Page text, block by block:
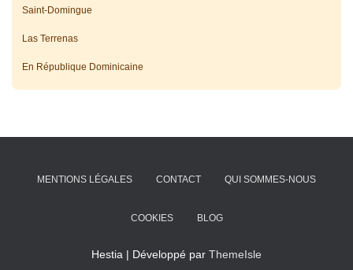
Saint-Domingue
Las Terrenas
En République Dominicaine
MENTIONS LÉGALES CONTACT QUI SOMMES-NOUS
COOKIES BLOG
Hestia | Développé par ThemeIsle